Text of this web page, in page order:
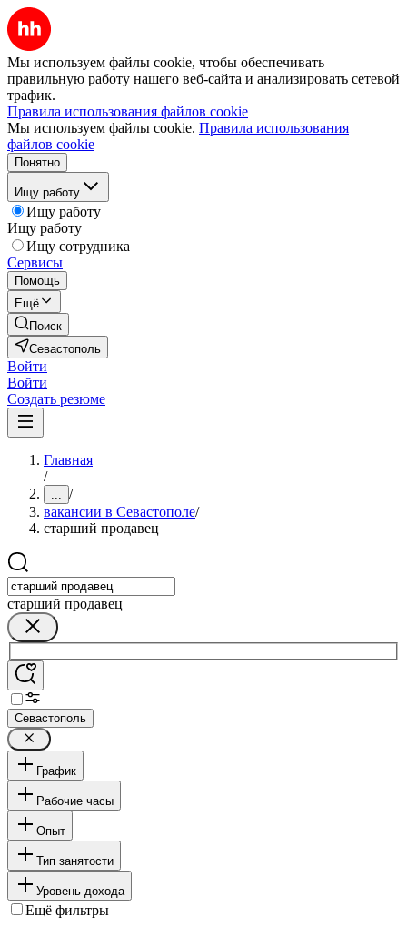
Мы используем файлы cookie, чтобы обеспечивать
правильную работу нашего веб-сайта и анализировать сетевой
трафик.
Правила использования файлов cookie
Мы используем файлы cookie. Правила использования
файлов cookie
Понятно
Ищу работу
Ищу работу
Ищу работу
Ищу сотрудника
Сервисы
Помощь
Ещё
Поиск
Севастополь
Войти
Войти
Создать резюме
Главная
/
... /
вакансии в Севастополе/
старший продавец
старший продавец
Севастополь
График
Рабочие часы
Опыт
Тип занятости
Уровень дохода
Ещё фильтры